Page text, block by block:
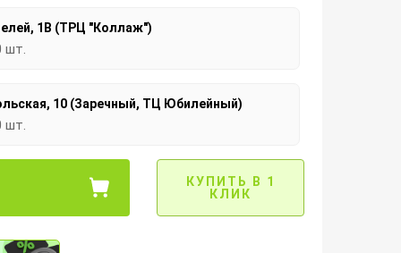
1В (ТРЦ "Коллаж")
шт.
10 (Заречный, ТЦ Юбилейный)
шт.
КУПИТЬ В 1
КЛИК